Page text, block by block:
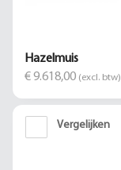
Hazelmuis
€ 9.618,00 (excl. btw)
Vergelijken